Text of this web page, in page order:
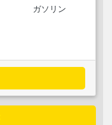
ガソリン